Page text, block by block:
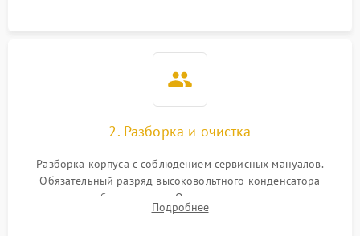
2. Разборка и очистка
Разборка корпуса с соблюдением сервисных мануалов.
Обязательный разряд высоковольтного конденсатора
вспышки для безопасности. Очистка внутренних узлов от
пыли, песка и следов влаги с помощью спецсредств.
Подробнее